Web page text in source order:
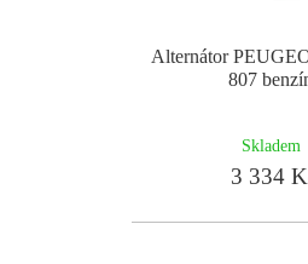
Alternátor
807
Skladem
3 334